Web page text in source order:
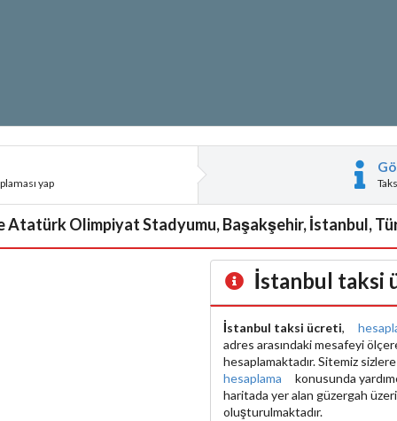
yap
Atatürk Olimpiyat Stadyumu, Başakşehir, İstanbul,
İstanbul taksi
İstanbul taksi ücreti,
adres arasındaki mesafeyi
hesaplamaktadır. Sitemiz
hesaplama
konusunda
haritada yer alan güzergah
oluşturulmaktadır.